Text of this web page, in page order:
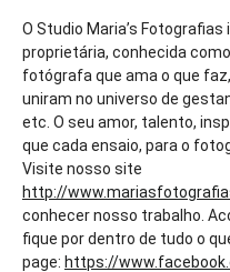
O Studio Maria’s
proprietária, conhecida
fotógrafa que ama o que
uniram no universo de
etc. O seu amor, talento,
que cada ensaio, para o
Visite nosso site
http://
conhecer nosso trabalho.
fique por dentro de tudo o
page: https://